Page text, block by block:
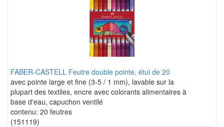
FABER-CASTELL Feutre double pointe, étui de 20
avec pointe large et fine (3-5 / 1 mm), lavable sur la
plupart des textiles, encre avec colorants alimentaires à
base d'eau, capuchon ventilé
contenu: 20 feutres
(151119)